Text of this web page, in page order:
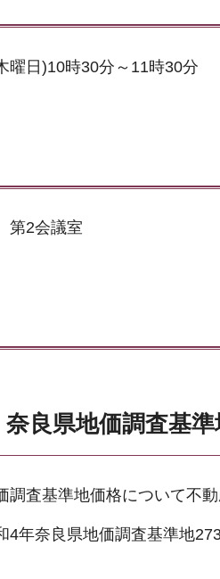
曜日)10時30分～11時30分
第2会議室
良県地価調査基準
調査基準地価格について不
4年奈良県地価調査基準地